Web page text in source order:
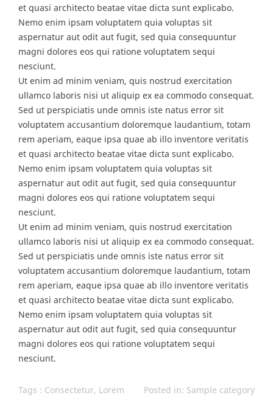
et quasi architecto beatae vitae dicta sunt explicabo.
Nemo enim ipsam voluptatem quia voluptas sit
aspernatur aut odit aut fugit, sed quia consequuntur
magni dolores eos qui ratione voluptatem sequi
nesciunt.
Ut enim ad minim veniam, quis nostrud exercitation
ullamco laboris nisi ut aliquip ex ea commodo consequat.
Sed ut perspiciatis unde omnis iste natus error sit
voluptatem accusantium doloremque laudantium, totam
rem aperiam, eaque ipsa quae ab illo inventore veritatis
et quasi architecto beatae vitae dicta sunt explicabo.
Nemo enim ipsam voluptatem quia voluptas sit
aspernatur aut odit aut fugit, sed quia consequuntur
magni dolores eos qui ratione voluptatem sequi
nesciunt.
Ut enim ad minim veniam, quis nostrud exercitation
ullamco laboris nisi ut aliquip ex ea commodo consequat.
Sed ut perspiciatis unde omnis iste natus error sit
voluptatem accusantium doloremque laudantium, totam
rem aperiam, eaque ipsa quae ab illo inventore veritatis
et quasi architecto beatae vitae dicta sunt explicabo.
Nemo enim ipsam voluptatem quia voluptas sit
aspernatur aut odit aut fugit, sed quia consequuntur
magni dolores eos qui ratione voluptatem sequi
nesciunt.
Tags : Consectetur, Lorem Posted in: Sample category